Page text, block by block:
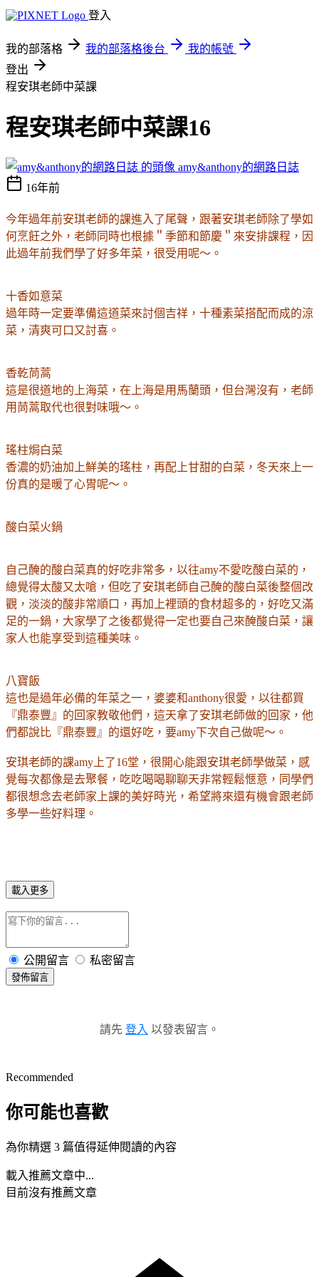
登入
我的部落格 我的部落格後台
我的帳號
登出
程安琪老師中菜課
程安琪老師中菜課16
amy&anthony的網路日誌
16年前
今年過年前安琪老師的課進入了尾聲，跟著安琪老師除了學如
何烹飪之外，老師同時也根據＂季節和節慶＂來安排課程，因
此過年前我們學了好多年菜，很受用呢～。
十香如意菜
過年時一定要準備這道菜來討個吉祥，十種素菜搭配而成的涼
菜，清爽可口又討喜。
香乾茼蒿
這是很道地的上海菜，在上海是用馬蘭頭，但台灣沒有，老師
用茼蒿取代也很對味哦～。
瑤柱焗白菜
香濃的奶油加上鮮美的瑤柱，再配上甘甜的白菜，冬天來上一
份真的是暖了心胃呢～。
酸白菜火鍋
自己醃的酸白菜真的好吃非常多，以往amy不愛吃酸白菜的，
總覺得太酸又太嗆，但吃了安琪老師自己醃的酸白菜後整個改
觀，淡淡的酸非常順口，再加上裡頭的食材超多的，好吃又滿
足的一鍋，大家學了之後都覺得一定也要自己來醃酸白菜，讓
家人也能享受到這種美味。
八寶飯
這也是過年必備的年菜之一，婆婆和anthony很愛，以往都買
『鼎泰豐』的回家教敬他們，這天拿了安琪老師做的回家，他
們都說比『鼎泰豐』的還好吃，要amy下次自己做呢～。
安琪老師的課amy上了16堂，很開心能跟安琪老師學做菜，感
覺每次都像是去聚餐，吃吃喝喝聊聊天非常輕鬆愜意，同學們
都很想念去老師家上課的美好時光，希望將來還有機會跟老師
多學一些好料理。
載入更多
公開留言 私密留言
發佈留言
請先 登入 以發表留言。
Recommended
你可能也喜歡
為你精選 3 篇值得延伸閱讀的內容
載入推薦文章中...
目前沒有推薦文章